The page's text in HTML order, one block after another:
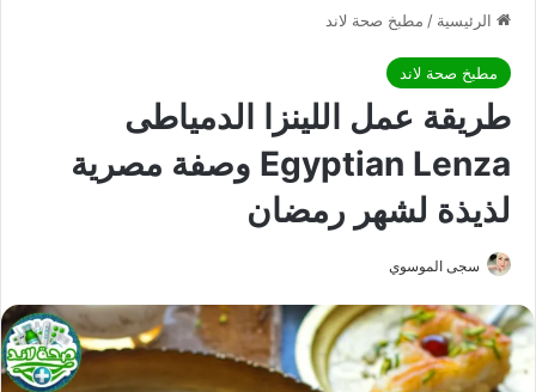
الرئيسية / مطبخ صحة لاند
مطبخ صحة لاند
طريقة عمل اللينزا الدمياطى
Egyptian Lenza وصفة مصرية
لذيذة لشهر رمضان
سجى الموسوي